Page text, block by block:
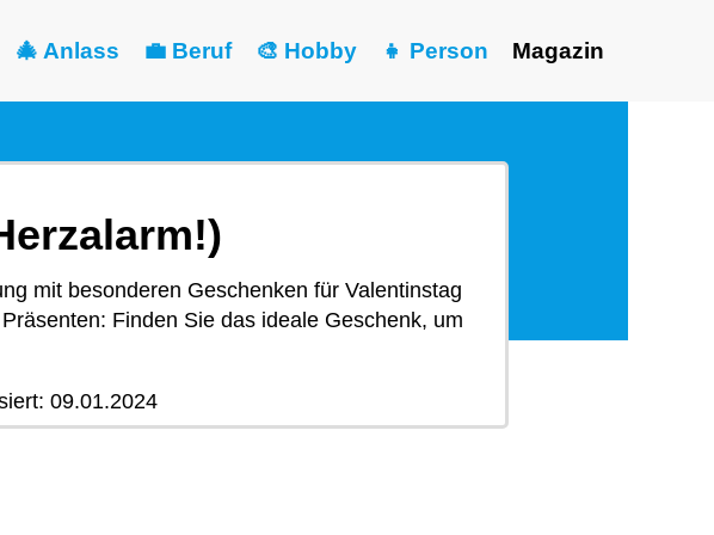
🎄 Anlass 💼 Beruf 🎨 Hobby 👧 Person Magazin
mit besonderen Geschenken für Valentinstag
Finden Sie das ideale Geschenk, um
09.01.2024